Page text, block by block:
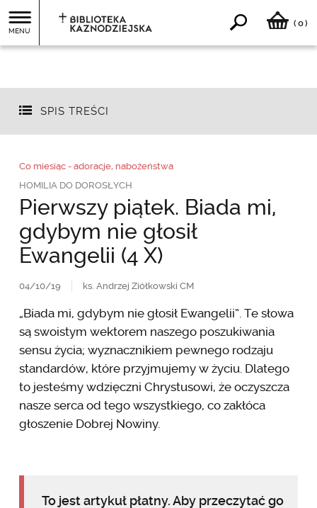
MENU
( 0)
SPIS TREŚCI
Co miesiąc - adoracje, nabożeństwa
HOMILIA DO DOROSŁYCH
Pierwszy piątek. Biada mi,
gdybym nie głosił
Ewangelii (4 X)
04/10/19 ks. Andrzej Ziółkowski CM
„Biada mi, gdybym nie głosił Ewangelii”. Te słowa
są swoistym wektorem naszego poszukiwania
sensu życia; wyznacznikiem pewnego rodzaju
standardów, które przyjmujemy w życiu. Dlatego
to jesteśmy wdzięczni Chrystusowi, że oczyszcza
nasze serca od tego wszystkiego, co zakłóca
głoszenie Dobrej Nowiny.
To jest artykuł płatny. Aby przeczytać go